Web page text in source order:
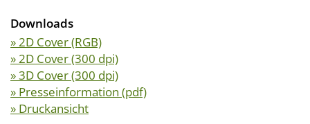
Downloads
» 2D Cover (RGB)
» 2D Cover (300 dpi)
» 3D Cover (300 dpi)
» Presseinformation (pdf)
» Druckansicht